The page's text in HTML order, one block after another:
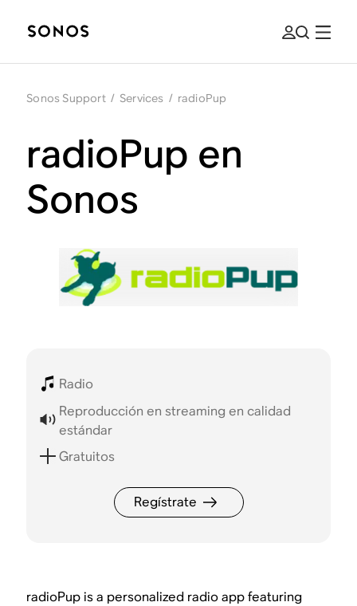
Sonos Support / Services / radioPup
radioPup en
Sonos
Radio
Reproducción en streaming en calidad
estándar
Gratuitos
Regístrate
radioPup is a personalized radio app featuring